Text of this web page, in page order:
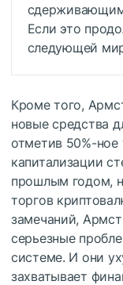
сдерживающим
Если это
следующей
Кроме того,
новые средства
отметив 50%-ное
капитализации
прошлым годом,
торгов
замечаний,
серьезные
системе. И они
захватывает